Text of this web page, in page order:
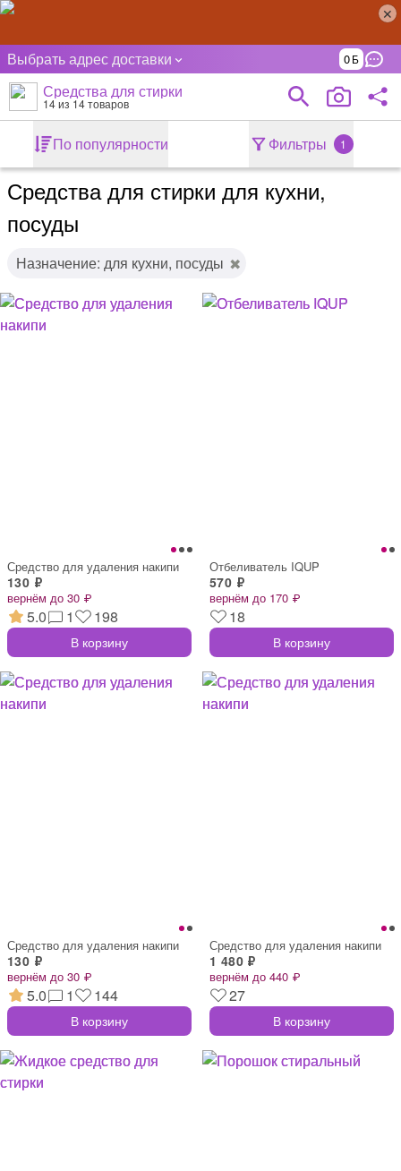
Выбрать адрес доставки 0
Средства для стирки
14из 14 товаров
По популярности Фильтры 1
Средства для стирки для кухни,
посуды
Назначение: для кухни, посуды
Средство для удаления накипи
130 ₽
вернём до 30 ₽
5.0 1 198
В корзину
Отбеливатель IQUP
570 ₽
вернём до 170 ₽
18
В корзину
Средство для удаления накипи
130 ₽
вернём до 30 ₽
5.0 1 144
В корзину
Средство для удаления накипи
1 480 ₽
вернём до 440 ₽
27
В корзину